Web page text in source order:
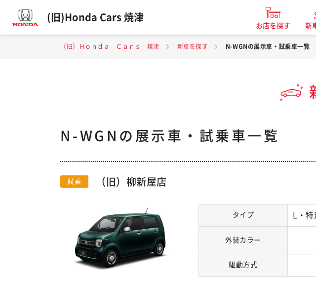
(旧)Honda Cars 焼津
お店を探す 新
（旧）Ｈｏｎｄａ Ｃａｒｓ 焼津 新車を探す N-WGNの展示車・試乗車一覧
N-WGNの展示車・試乗車一覧
試乗 （旧）柳新屋店
タイプ L・特
外装カラー
駆動方式